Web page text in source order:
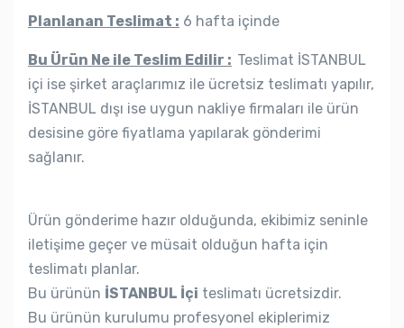
Planlanan Teslimat : 6 hafta içinde
Bu Ürün Ne ile Teslim Edilir : Teslimat İSTANBUL
içi ise şirket araçlarımız ile ücretsiz teslimatı yapılır,
İSTANBUL dışı ise uygun nakliye firmaları ile ürün
desisine göre fiyatlama yapılarak gönderimi
sağlanır.
Ürün gönderime hazır olduğunda, ekibimiz seninle
iletişime geçer ve müsait olduğun hafta için
teslimatı planlar.
Bu ürünün İSTANBUL İçi teslimatı ücretsizdir.
Bu ürünün kurulumu profesyonel ekiplerimiz